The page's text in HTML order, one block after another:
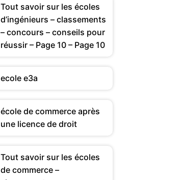
Tout savoir sur les écoles
d’ingénieurs – classements
– concours – conseils pour
réussir – Page 10 – Page 10
ecole e3a
école de commerce après
une licence de droit
Tout savoir sur les écoles
de commerce –